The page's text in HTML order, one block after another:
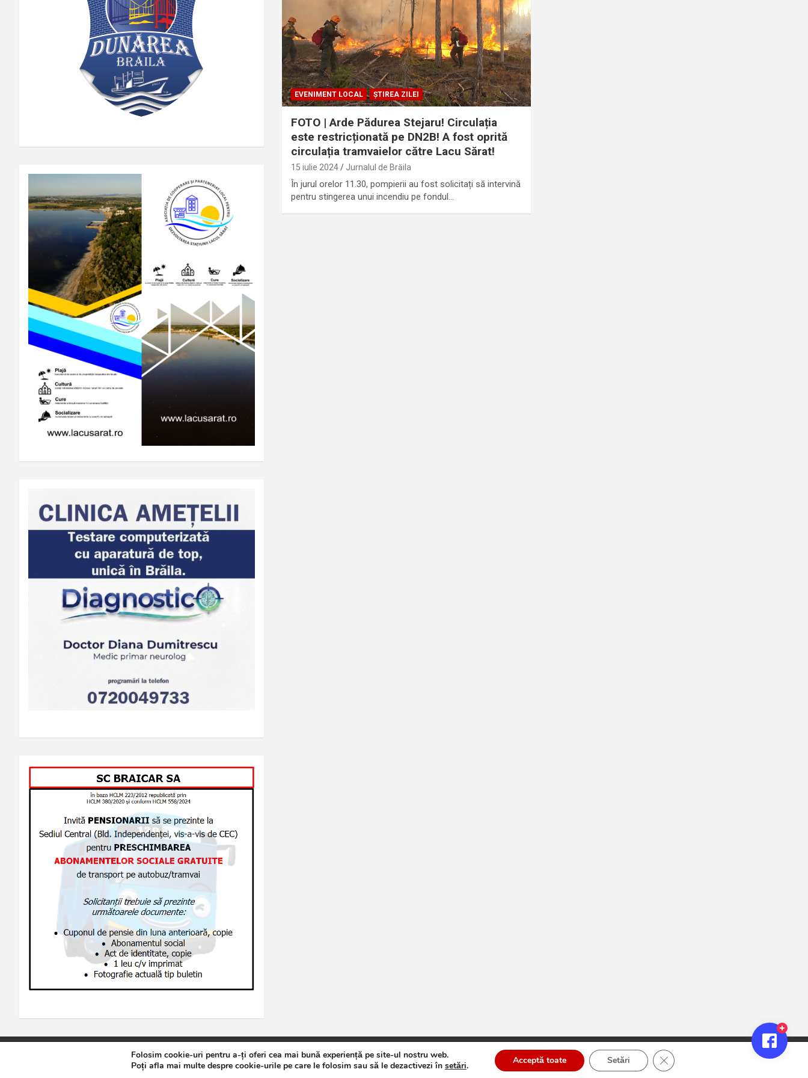
EVENIMENT LOCAL ȘTIREA ZILEI
FOTO | Arde Pădurea Stejaru! Circulația
este restricționată pe DN2B! A fost oprită
circulația tramvaielor către Lacu Sărat!
15 iulie 2024 Jurnalul de Brăila
În jurul orelor 11.30, pompierii au fost solicitați să intervină
pentru stingerea unui incendiu pe fondul…
Jurnalul de Brăila Politică de confidențialitate Theme by:Theme Horse Proudly Powered by: WordPress
Folosim cookie-uri pentru a-ți oferi cea mai bună experiență pe site-ul nostru web.
Poți afla mai multe despre cookie-urile pe care le folosim sau să le dezactivezi în setări. Acceptă toate Setări Close GDPR Cookie Banner